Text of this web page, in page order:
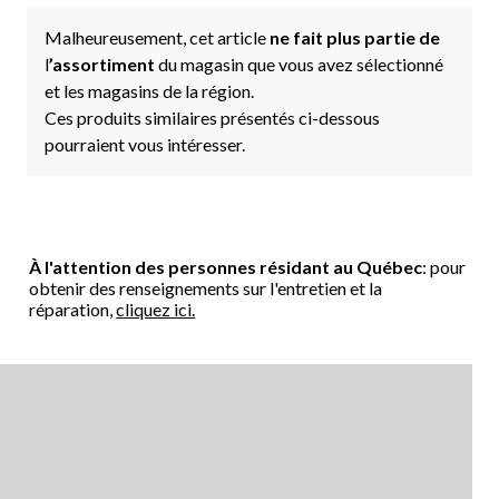
Malheureusement, cet article ne fait plus partie de
l’assortiment du magasin que vous avez sélectionné
et les magasins de la région.
Ces produits similaires présentés ci-dessous
pourraient vous intéresser.
À l'attention des personnes résidant au Québec: pour
obtenir des renseignements sur l'entretien et la
réparation,cliquez ici.